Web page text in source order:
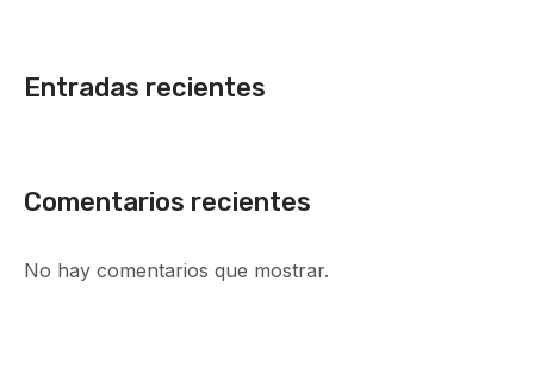
Entradas recientes
Comentarios recientes
No hay comentarios que mostrar.